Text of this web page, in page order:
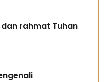
rahmat Tuhan